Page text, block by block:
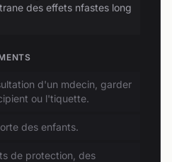
des effets nfastes long
d'un mdecin, garder
ou l'tiquette.
des enfants.
de protection, des